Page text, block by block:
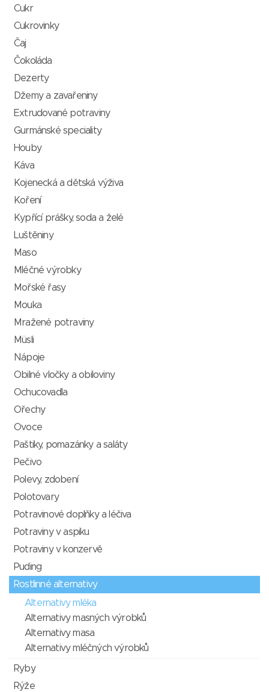
Cukr
Cukrovinky
Čaj
Čokoláda
Dezerty
Džemy a zavařeniny
Extrudované potraviny
Gurmánské speciality
Houby
Káva
Kojenecká a dětská výživa
Koření
Kypřící prášky, soda a želé
Luštěniny
Maso
Mléčné výrobky
Mořské řasy
Mouka
Mražené potraviny
Müsli
Nápoje
Obilné vločky a obiloviny
Ochucovadla
Ořechy
Ovoce
Paštiky, pomazánky a saláty
Pečivo
Polevy, zdobení
Polotovary
Potravinové doplňky a léčiva
Potraviny v aspiku
Potraviny v konzervě
Puding
Rostlinné alternativy
Alternativy mléka
Alternativy masných výrobků
Alternativy masa
Alternativy mléčných výrobků
Ryby
Rýže